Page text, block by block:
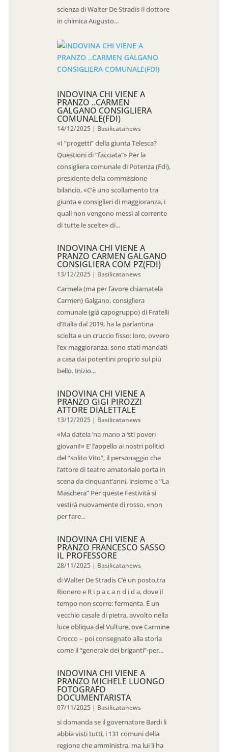
scienza di Walter De Stradis Il dottore
in chimica Augusto...
INDOVINA CHI VIENE A
PRANZO ..CARMEN
GALGANO CONSIGLIERA
COMUNALE(FDI)
14/12/2025 | Basilicatanews
«I “progetti” della giunta Telesca?
Questioni di “facciata”» Per la
consigliera comunale di Potenza (Fdi),
presidente della commissione
bilancio, «C’è uno scollamento tra
giunta e consiglieri di maggioranza, i
quali non vengono messi al corrente
di tutte le scelte» di...
INDOVINA CHI VIENE A
PRANZO CARMEN GALGANO
CONSIGLIERA COM PZ(FDI)
13/12/2025 | Basilicatanews
Carmela (ma per favore chiamatela
Carmen) Galgano, consigliera
comunale (già capogruppo) di Fratelli
d’Italia dal 2019, ha la parlantina
sciolta e un cruccio fisso: loro, ovvero
l’ex maggioranza, sono stati mandati
a casa dai potentini proprio sul più
bello. Inizio...
INDOVINA CHI VIENE A
PRANZO GIGI PIROZZI
ATTORE DIALETTALE
13/12/2025 | Basilicatanews
«Ma datela ‘na mano a ‘sti poveri
giovani!» E’ l’appello ai nostri politici
del “solito Vito”, il personaggio che
l’attore di teatro amatoriale porta in
scena da cinquant’anni, insieme a “La
Maschera” Per queste Festività si
vestirà nuovamente di rosso, «non
per fare...
INDOVINA CHI VIENE A
PRANZO FRANCESCO SASSO
IL PROFESSORE
28/11/2025 | Basilicatanews
di Walter De Stradis C’è un posto,tra
Rionero e R i p a c a n d i d a, dove il
tempo non scorre: fermenta. È un
vecchio casale di pietra, avvolto nella
luce obliqua del Vulture, ove Carmine
Crocco – poi consegnato alla storia
come il “generale dei briganti”-per...
INDOVINA CHI VIENE A
PRANZO MICHELE LUONGO
FOTOGRAFO
DOCUMENTARISTA
07/11/2025 | Basilicatanews
si domanda se il governatore Bardi li
abbia visti tutti, i 131 comuni della
regione che amministra, ma lui li ha